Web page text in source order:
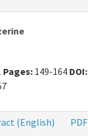
Pages: 149-164 DOI:
(English)
PDF